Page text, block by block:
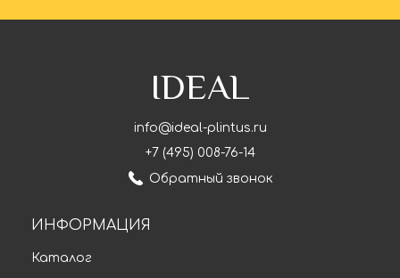
IDEAL
info@ideal-plintus.ru
+7 (495) 008-76-14
Обратный звонок
ИНФОРМАЦИЯ
Каталог